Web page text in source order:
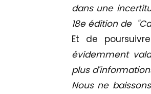
dans une
18e édition de
Et de
évidemment
plus
Nous ne